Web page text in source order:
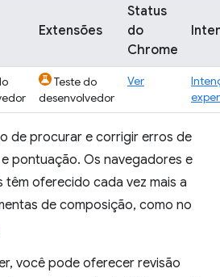
Extensões
Status
do
Chrome
Teste do
desenvolvedor
Ver
de procurar e corrigir erros de
pontuação. Os navegadores e
têm oferecido cada vez mais a
de composição, como no
você pode oferecer revisão